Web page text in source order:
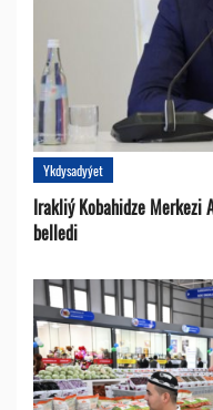
Ykdysadyýet
Irakliý Kobahidze Merkezi
belledi